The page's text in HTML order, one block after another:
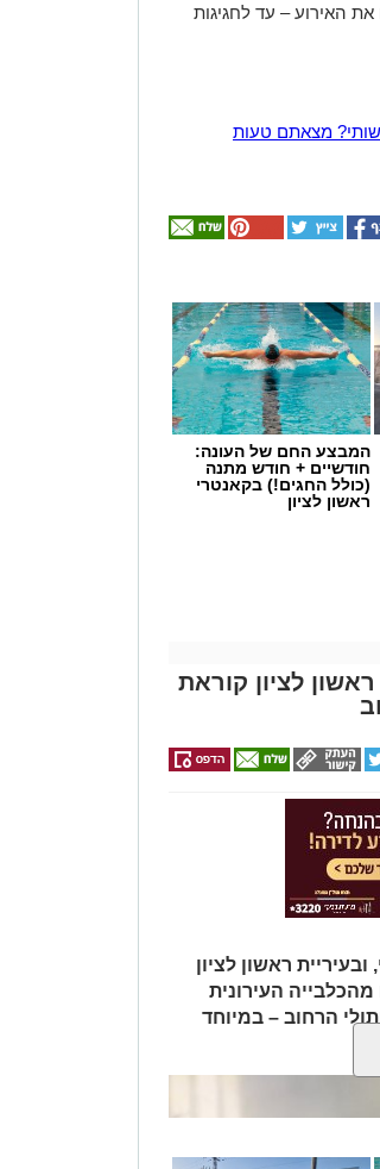
את האירוע – עד לחגיגות
מצאתם טעות
המבצע החם של העונה:
חודשיים + חודש מתנה
(כולל החגים!) בקאנטרי
ראשון לציון
לציון קוראת
ראשון לציון
העירונית
הרחוב – במיוחד